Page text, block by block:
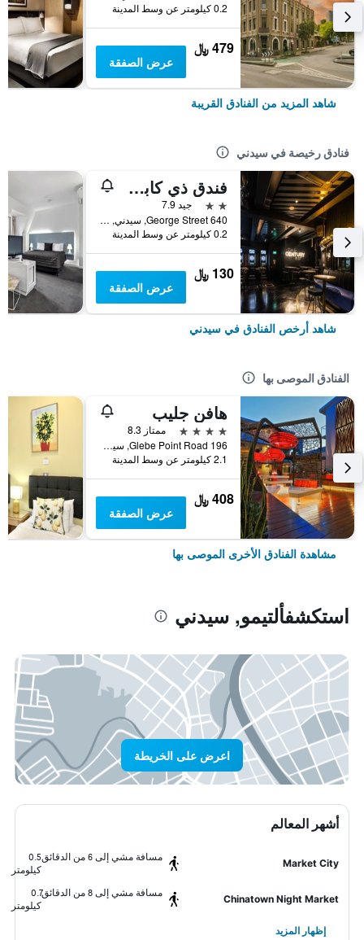
0.2 كيلومتر عن وسط المدينة
479 ﷼
عرض الصفقة
شاهد المزيد من الفنادق القريبة
فنادق رخيصة في سيدني
فندق ذي كابسول
2 نجمتين
جيد 7.9
640 George Street, سيدني, NSW, أستراليا
0.2 كيلومتر عن وسط المدينة
130 ﷼
عرض الصفقة
شاهد أرخص الفنادق في سيدني
الفنادق الموصى بها
هافن جليب
4 نجوم
ممتاز 8.3
196 Glebe Point Road, سيدني, NSW, أستراليا
2.1 كيلومتر عن وسط المدينة
408 ﷼
عرض الصفقة
مشاهدة الفنادق الأخرى الموصى بها
استكشفألتيمو, سيدني
اعرض على الخريطة
أشهر المعالم
Market City
مسافة مشي إلى 6 من الدقائق
0.5
كيلومتر
Chinatown Night Market
مسافة مشي إلى 8 من الدقائق
0.7
كيلومتر
إظهار المزيد